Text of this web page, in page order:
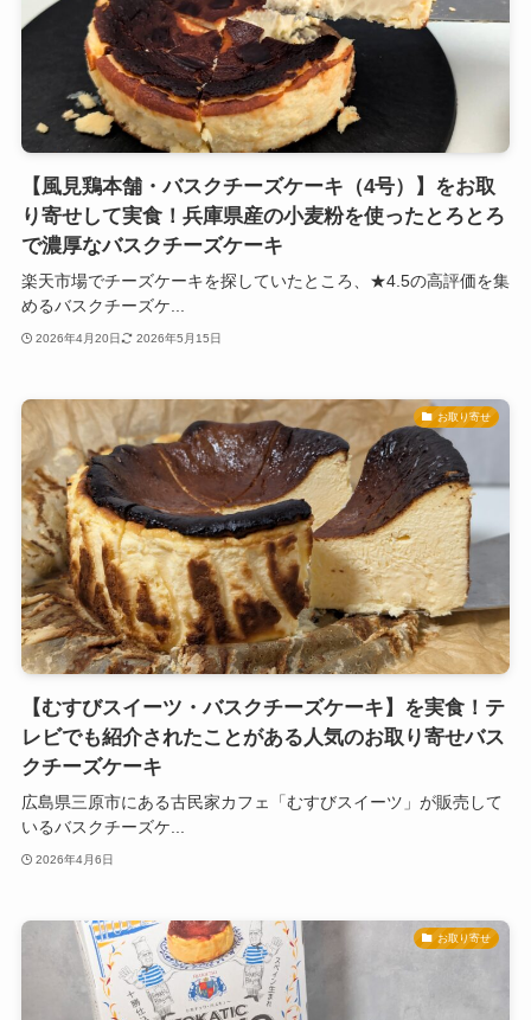
【風見鶏本舗・バスクチーズケーキ（4号）】をお取
り寄せして実食！兵庫県産の小麦粉を使ったとろとろ
で濃厚なバスクチーズケーキ
楽天市場でチーズケーキを探していたところ、★4.5の高評価を集
めるバスクチーズケ...
2026年4月20日 2026年5月15日
お取り寄せ
【むすびスイーツ・バスクチーズケーキ】を実食！テ
レビでも紹介されたことがある人気のお取り寄せバス
クチーズケーキ
広島県三原市にある古民家カフェ「むすびスイーツ」が販売して
いるバスクチーズケ...
2026年4月6日
お取り寄せ